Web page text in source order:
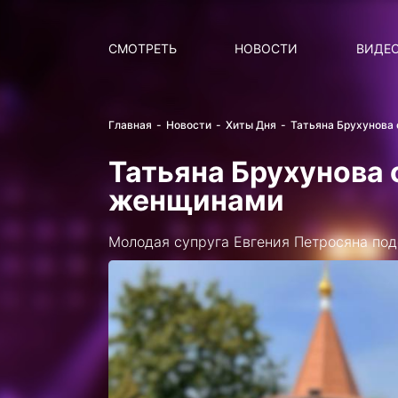
СМОТРЕТЬ НОВОСТИ
Главная Новости Хиты Дня Татьяна
Татьяна
женщинами
Молодая супруга Евгения Петросяна